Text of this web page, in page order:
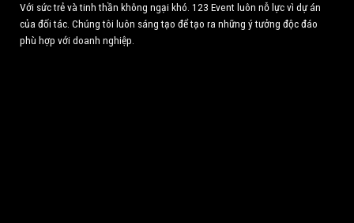
Với sức trẻ và tinh thần không ngại khó. 123 Event luôn nỗ lực vì dự án
của đối tác. Chúng tôi luôn sáng tạo để tạo ra những ý tưởng độc đáo
phù hợp với doanh nghiệp.